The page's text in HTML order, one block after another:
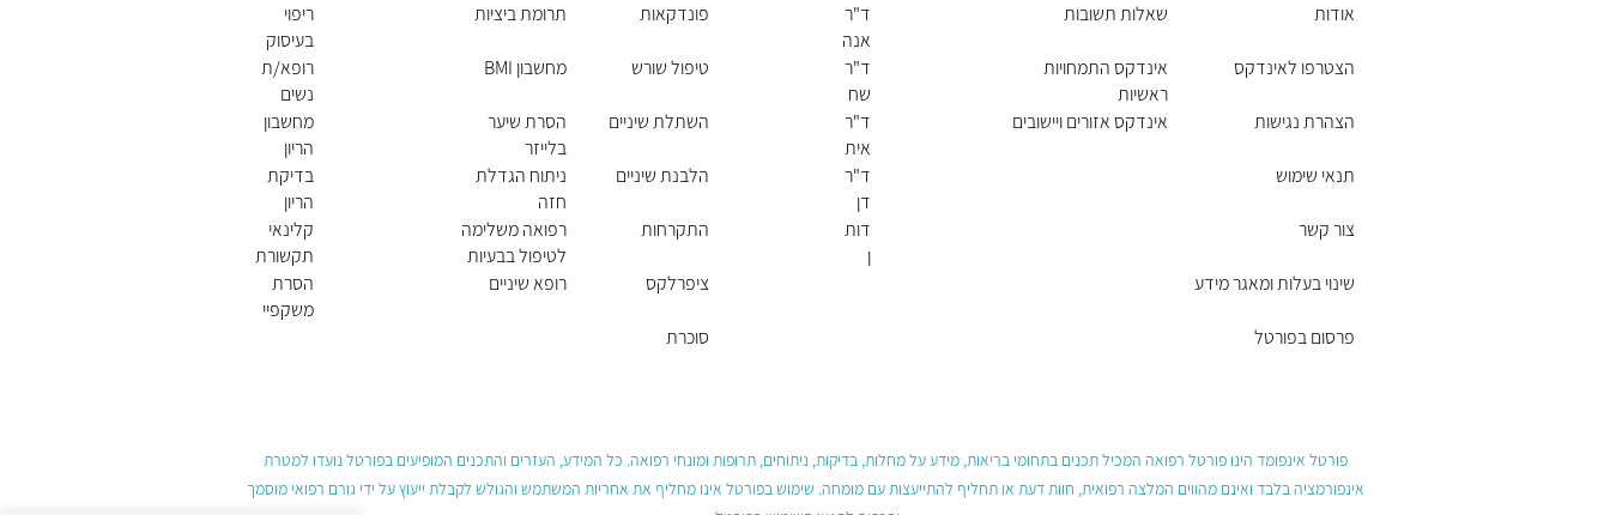
אודות
הצטרפו לאינדקס
הצהרת נגישות
תנאי שימוש
צור קשר
שינוי בעלות ומאגר מידע
פרסום בפורטל
שאלות תשובות
אינדקס התמחויות
ראשיות
אינדקס אזורים ויישובים
ד"ר
אנה
קונ
צבי
ץ'
ד"ר
שח
ר
בר
יהוד
ה
ד"ר
אית
י
טוק
טלי
ד"ר
דן
מנ
שס
דות
ן
פונדקאות
טיפול שורש
השתלת שיניים
הלבנת שיניים
התקרחות
ציפרלקס
סוכרת
תרומת ביציות
מחשבון BMI
הסרת שיער
בלייזר
ניתוח הגדלת
חזה
רפואה משלימה
לטיפול בבעיות
עיכול
רופא שיניים
ריפוי
בעיסוק
רופא/ת
נשים
מומלץ/
ת
מחשבון
הריון
בדיקת
הריון
קלינאי
תקשורת
הסרת
משקפיי
פורטל אינפומד הינו פורטל רפואה המכיל תכנים בתחומי בריאות, מידע על מחלות, בדיקות, ניתוחים, תרופות ומונחי רפואה. כל המידע, העזרים והתכנים המופיעים בפורטל נועדו למטרת
אינפורמציה בלבד ואינם מהווים המלצה רפואית, חוות דעת או תחליף להתייעצות עם מומחה. שימוש בפורטל אינו מחליף את אחריות המשתמש והגולש לקבלת ייעוץ על ידי גורם רפואי מוסמך